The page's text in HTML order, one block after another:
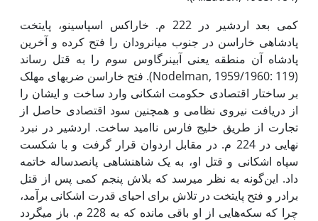
کمی بعد اردشیر در 222 م. خاراکس اسپاسینو، پایتخت
پادشاهی خاراسن در جنوب میان­رودان را فتح کرده و آخرین
پادشاه آن منطقه یعنی آبینرگاوس سوم را به قتل رساند
(Nodelman, 1959/1960: 119). فتح خاراسن ضربه­ای مهلک
بر ساختار اقتصادی حکومت اشکانی وارد ساخت و ایشان را
از دریافت نیروی نظامی و همچنین سود اقتصادی حاصل از
تجارت از طریق خلیج فارس ناامید ساخت. اردشیر در نبرد
نهایی در 224 م. در مقابل اردوان قرار گرفت و با شکست
سپاه اشکانی و قتل او، به یک شاهنشاهی پانصدساله خاتمه
داد. این‌گونه به نظر می­رسد که بلاش پنجم کمی پس از قتل
برادر و فتح پایتخت در تلاش برای احیای قدرت اشکانی برآمد،
چرا که سکه‌هایی از او باقی مانده که به 228 م. باز می­گردد